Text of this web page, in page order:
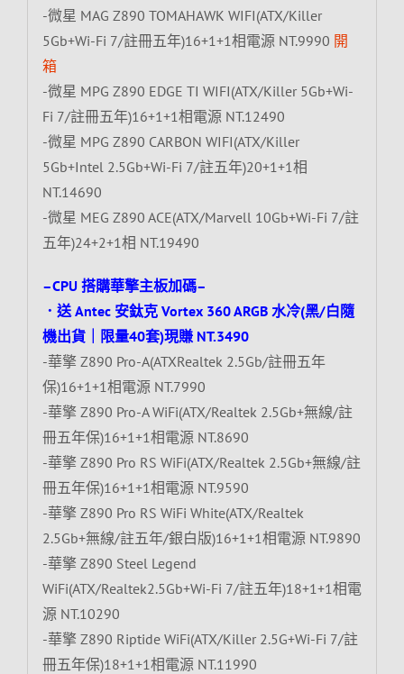
-微星 MAG Z890 TOMAHAWK WIFI(ATX/Killer
5Gb+Wi-Fi 7/註冊五年)16+1+1相電源 NT.9990 開
箱
-微星 MPG Z890 EDGE TI WIFI(ATX/Killer 5Gb+Wi-
Fi 7/註冊五年)16+1+1相電源 NT.12490
-微星 MPG Z890 CARBON WIFI(ATX/Killer
5Gb+Intel 2.5Gb+Wi-Fi 7/註五年)20+1+1相
NT.14690
-微星 MEG Z890 ACE(ATX/Marvell 10Gb+Wi-Fi 7/註
五年)24+2+1相 NT.19490
–CPU 搭購華擎主板加碼–
．送 Antec 安鈦克 Vortex 360 ARGB 水冷(黑/白隨
機出貨｜限量40套)現賺 NT.3490
-華擎 Z890 Pro-A(ATXRealtek 2.5Gb/註冊五年
保)16+1+1相電源 NT.7990
-華擎 Z890 Pro-A WiFi(ATX/Realtek 2.5Gb+無線/註
冊五年保)16+1+1相電源 NT.8690
-華擎 Z890 Pro RS WiFi(ATX/Realtek 2.5Gb+無線/註
冊五年保)16+1+1相電源 NT.9590
-華擎 Z890 Pro RS WiFi White(ATX/Realtek
2.5Gb+無線/註五年/銀白版)16+1+1相電源 NT.9890
-華擎 Z890 Steel Legend
WiFi(ATX/Realtek2.5Gb+Wi-Fi 7/註五年)18+1+1相電
源 NT.10290
-華擎 Z890 Riptide WiFi(ATX/Killer 2.5G+Wi-Fi 7/註
冊五年保)18+1+1相電源 NT.11990